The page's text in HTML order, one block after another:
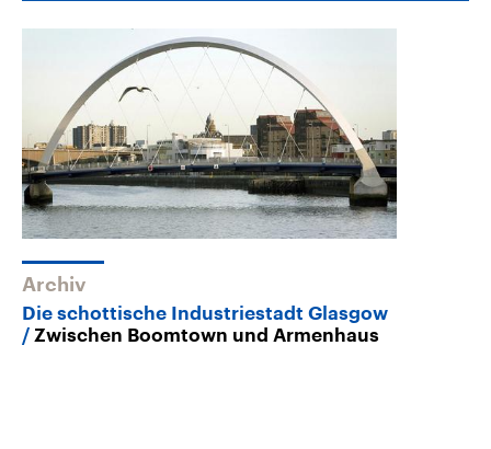
Archiv
Die schottische Industriestadt Glasgow
Zwischen Boomtown und Armenhaus